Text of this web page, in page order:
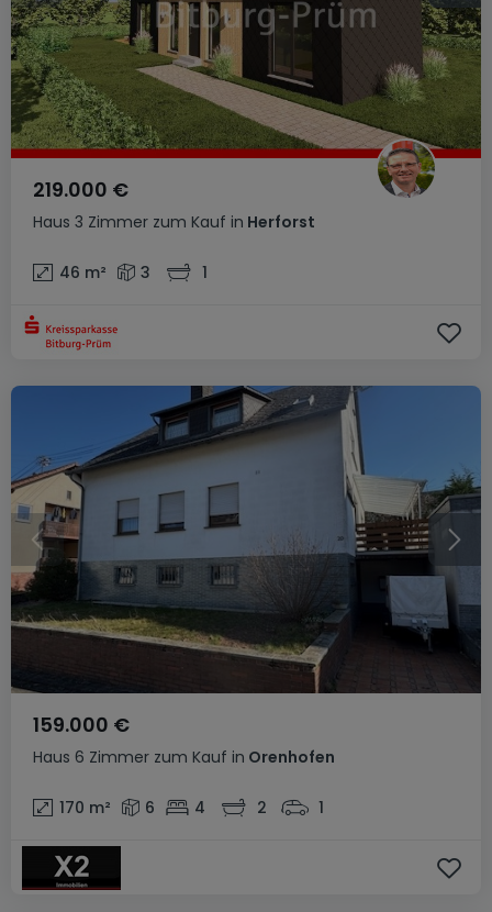
Haus 3 Zimmer zum Kauf in Herforst
219.000 €
46 m² 3 1
Haus 6 Zimmer zum Kauf in Orenhofen
159.000 €
170 m² 6 4 2 1